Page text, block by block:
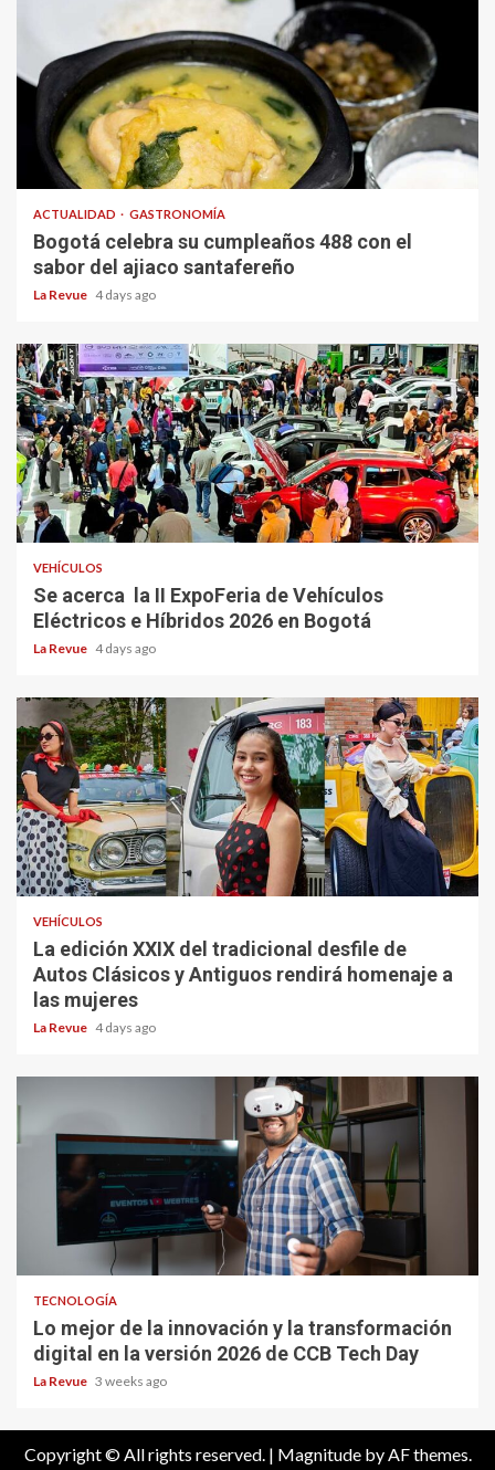
ACTUALIDAD GASTRONOMÍA
Bogotá celebra su cumpleaños 488 con el
sabor del ajiaco santafereño
La Revue 4 days ago
VEHÍCULOS
Se acerca la II ExpoFeria de Vehículos
Eléctricos e Híbridos 2026 en Bogotá
La Revue 4 days ago
VEHÍCULOS
La edición XXIX del tradicional desfile de
Autos Clásicos y Antiguos rendirá homenaje a
las mujeres
La Revue 4 days ago
TECNOLOGÍA
Lo mejor de la innovación y la transformación
digital en la versión 2026 de CCB Tech Day
La Revue 3 weeks ago
Copyright © All rights reserved. | Magnitudeby AF themes.